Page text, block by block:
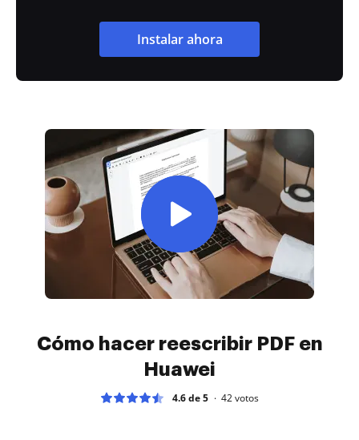
Instalar ahora
Cómo hacer reescribir PDF en
Huawei
4.6 de 5 42votos